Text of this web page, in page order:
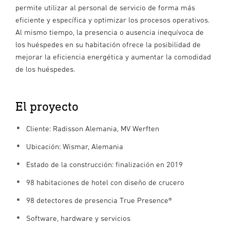
permite utilizar al personal de servicio de forma más
eficiente y específica y optimizar los procesos operativos.
Al mismo tiempo, la presencia o ausencia inequívoca de
los huéspedes en su habitación ofrece la posibilidad de
mejorar la eficiencia energética y aumentar la comodidad
de los huéspedes.
El proyecto
Cliente: Radisson Alemania, MV Werften
Ubicación: Wismar, Alemania
Estado de la construcción: finalización en 2019
98 habitaciones de hotel con diseño de crucero
98 detectores de presencia True Presence®
Software, hardware y servicios